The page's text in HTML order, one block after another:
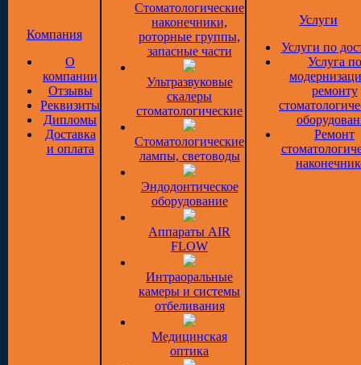
Компания
О
компании
Отзывы
Реквизиты
Дипломы
Доставка
и оплата
Стоматологические
наконечники,
роторные группы,
запасные части
Ультразвуковые
скалеры
стоматологические
Стоматологические
лампы, световоды
Эндодонтическое
оборудование
Аппараты AIR
FLOW
Интраоральные
камеры и системы
отбеливания
Медицинская
оптика
Услуги
Услуги по
Услуга по
ремонту
Ремонт